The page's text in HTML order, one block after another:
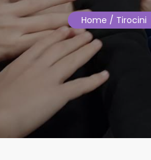
Home / Tirocini